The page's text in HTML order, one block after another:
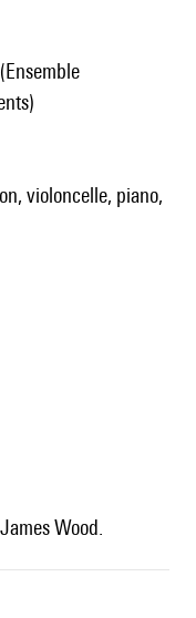
violoncelle, piano,
Wood.